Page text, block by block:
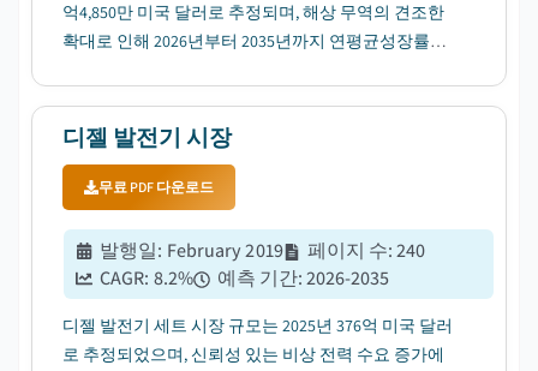
억4,850만 미국 달러로 추정되며, 해상 무역의 견조한
확대로 인해 2026년부터 2035년까지 연평균성장률
디젤 발전기 시장
무료 PDF 다운로드
발행일: February 2019 페이지 수:240
CAGR: 8.2% 예측 기간:2026-2035
디젤 발전기 세트 시장 규모는 2025년 376억 미국 달러
로 추정되었으며, 신뢰성 있는 비상 전력 수요 증가에